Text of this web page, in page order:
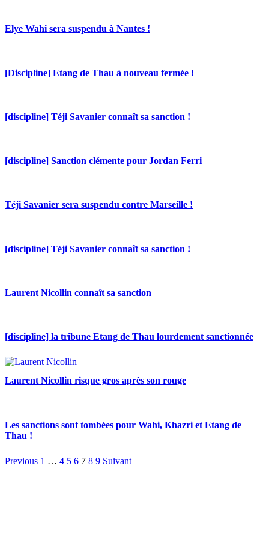
Elye Wahi sera suspendu à Nantes !
[Discipline] Etang de Thau à nouveau fermée !
[discipline] Téji Savanier connaît sa sanction !
[discipline] Sanction clémente pour Jordan Ferri
Téji Savanier sera suspendu contre Marseille !
[discipline] Téji Savanier connaît sa sanction !
Laurent Nicollin connaît sa sanction
[discipline] la tribune Etang de Thau lourdement sanctionnée
Laurent Nicollin risque gros après son rouge
Les sanctions sont tombées pour Wahi, Khazri et Etang de
Thau !
Previous 1 … 4 5 6 7 8 9 Suivant